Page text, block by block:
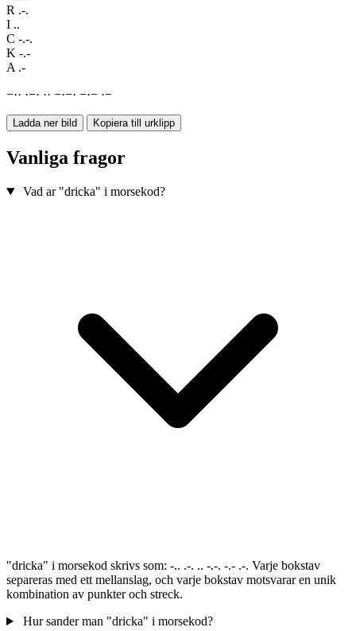
R .-.
I ..
C -.-.
K -.-
A .-
−·· ·−· ·· −·−· −·− ·−
Ladda ner bild Kopiera till urklipp
Vanliga fragor
Vad ar "dricka" i morsekod?
"dricka" i morsekod skrivs som: -.. .-. .. -.-. -.- .-. Varje bokstav
separeras med ett mellanslag, och varje bokstav motsvarar en unik
kombination av punkter och streck.
Hur sander man "dricka" i morsekod?